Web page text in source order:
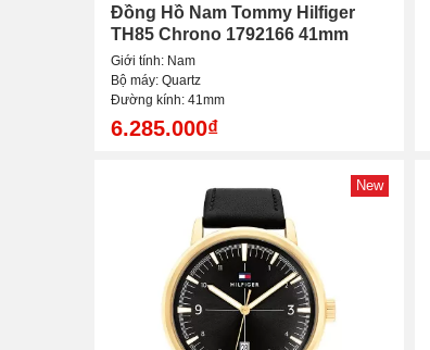
Đồng Hồ Nam Tommy Hilfiger
TH85 Chrono 1792166 41mm
Giới tính: Nam
Bộ máy: Quartz
Đường kính: 41mm
6.285.000₫
New